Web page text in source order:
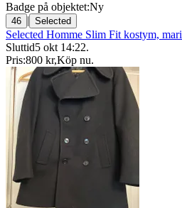
Badge på objektet:Ny
46 | Selected
Selected Homme Slim Fit kostym,
Sluttid5 okt 14:22.
Pris:800 kr,Köp nu.